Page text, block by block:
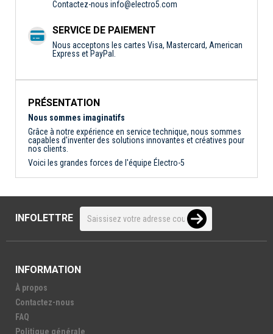
Contactez-nous info@electro5.com
SERVICE DE PAIEMENT
Nous acceptons les cartes Visa, Mastercard, American
Express et PayPal.
PRÉSENTATION
Nous sommes imaginatifs
Grâce à notre expérience en service technique, nous sommes
capables d'inventer des solutions innovantes et créatives pour
nos clients.
Voici les grandes forces de l'équipe Électro-5
INFOLETTRE
INFORMATION
À propos
Contactez-nous
FAQ
Politique générale